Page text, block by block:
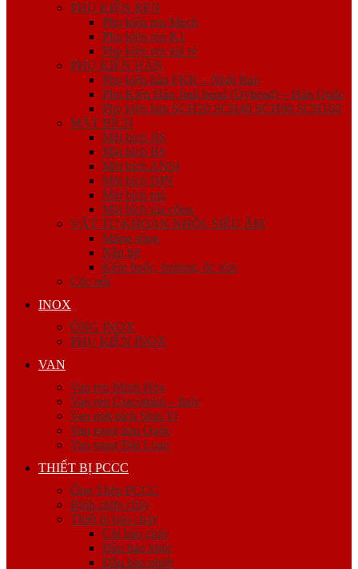
PHỤ KIỆN REN
Phụ kiện ren Mech
Phụ kiện ren K1
Phụ kiện ren giá rẻ
PHỤ KIỆN HÀN
Phụ kiện hàn FKK – Nhật Bản
Phụ Kiện Hàn Jinil bend (Dybend) – Hàn Quốc
Phụ kiện hàn SCH20 SCH40 SCH80 SCH160
MẶT BÍCH
Mặt bích JIS
Mặt bích BS
Mặt bích ANSI
Mặt bích DIN
Mặt bích mù
Mặt bích gia công
VẬT TƯ KHOAN NHỒI, SIÊU ÂM
Măng sông
Nắp bịt
Kẽm buộc, bulong, ốc viss
Cóc nối
INOX
ỐNG INOX
PHỤ KIỆN INOX
VAN
Van ren Minh Hòa
Van ren Giacomini – Italy
Van mặt bích Shin Yi
Van gang hàn Quốc
Van gang Đài Loan
THIẾT BỊ PCCC
Ống Thép PCCC
Bình chữa cháy
Thiết bị báo cháy
Còi báo cháy
Đầu báo khói
Đầu báo nhiệt